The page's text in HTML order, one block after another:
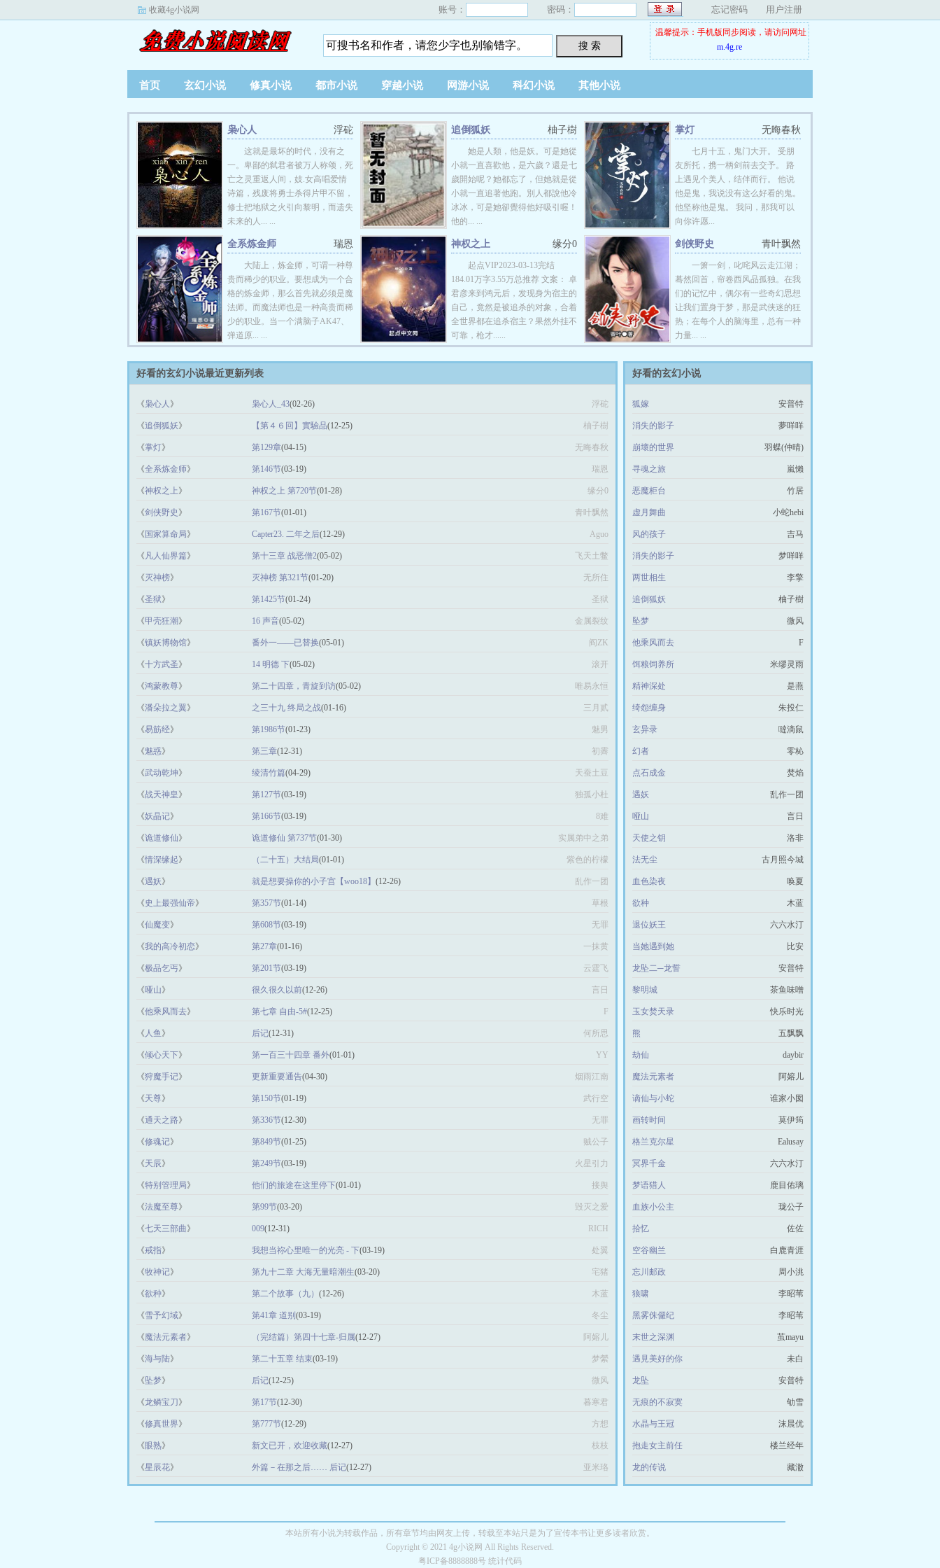
收藏4g小说网 账号： 密码： 忘记密码 用户注册
搜 索
温馨提示：手机版同步阅读，请访问网址
m.4g.re
首页 玄幻小说 修真小说 都市小说 穿越小说 网游小说 科幻小说 其他小说
浮砣
枭心人
这就是最坏的时代，没有之
一。卑鄙的弑君者被万人称颂，死
亡之灵重返人间，妓.女高唱爱情
诗篇，残废将勇士杀得片甲不留，
修士把地狱之火引向黎明，而遗失
未来的人... ...
柚子樹
追倒狐妖
她是人類，他是妖。可是她從
小就一直喜歡他，是六歲？還是七
歲開始呢？她都忘了，但她就是從
小就一直追著他跑。別人都說他冷
冰冰，可是她卻覺得他好吸引喔！
他的... ...
无晦春秋
掌灯
七月十五，鬼门大开。 受朋
友所托，携一柄剑前去交予。 路
上遇见个美人，结伴而行。 他说
他是鬼，我说没有这么好看的鬼。
他坚称他是鬼。 我问，那我可以
向你许愿...
瑞恩
全系炼金师
大陆上，炼金师，可谓一种尊
贵而稀少的职业。要想成为一个合
格的炼金师，那么首先就必须是魔
法师。而魔法师也是一种高贵而稀
少的职业。当一个满脑子AK47、
弹道原... ...
缘分0
神权之上
起点VIP2023-03-13完结
184.01万字3.55万总推荐 文案： 卓
君彦来到鸿元后，发现身为宿主的
自己，竟然是被追杀的对象，合着
全世界都在追杀宿主？果然外挂不
可靠，枪才......
青叶飘然
剑侠野史
一箫一剑，叱咤风云走江湖；
蓦然回首，帘卷西风品孤独。在我
们的记忆中，偶尔有一些奇幻思想
让我们置身于梦，那是武侠迷的狂
热；在每个人的脑海里，总有一种
力量... ...
好看的玄幻小说最近更新列表
《枭心人 》 枭心人_43(02-26) 浮砣
《追倒狐妖》 【第４６回】實驗品(12-25) 柚子樹
《掌灯》 第129章(04-15) 无晦春秋
《全系炼金师》 第146节(03-19) 瑞恩
《神权之上》 神权之上 第720节(01-28) 缘分0
《剑侠野史 》 第167节(01-01) 青叶飘然
《 国家算命局》 Capter23. 二年之后(12-29) Aguo
《 凡人仙界篇》 第十三章 战恶僧2(05-02) 飞天土鳖
《灭神榜》 灭神榜 第321节(01-20) 无所住
《圣狱》 第1425节(01-24) 圣狱
《甲壳狂潮》 16 声音(05-02) 金属裂纹
《镇妖博物馆》 番外一——已替换(05-01) 阎ZK
《十方武圣》 14 明德 下(05-02) 滚开
《鸿蒙教尊》 第二十四章，青旋到访(05-02) 唯易永恒
《潘朵拉之翼》 之三十九 终局之战(01-16) 三月贰
《易筋经》 第1986节(01-23) 魅男
《魅惑》 第三章(12-31) 初霽
《武动乾坤》 绫清竹篇(04-29) 天蚕土豆
《战天神皇》 第127节(03-19) 独孤小杜
《妖晶记》 第166节(03-19) 8难
《诡道修仙》 诡道修仙 第737节(01-30) 实属弟中之弟
《情深缘起》 （二十五）大结局(01-01) 紫色的柠檬
《遇妖》 就是想要操你的小子宫【woo18】 (12-26) 乱作一团
《史上最强仙帝》 第357节(01-14) 草根
《仙魔变》 第608节(03-19) 无罪
《我的高冷初恋》 第27章(01-16) 一抹黄
《极品乞丐》 第201节(03-19) 云霆飞
《哑山》 很久很久以前(12-26) 言日
《他乘风而去》 第七章 自由-5#(12-25) F
《 人鱼 》 后记(12-31) 何所思
《倾心天下》 第一百三十四章 番外(01-01) YY
《狩魔手记》 更新重要通告(04-30) 烟雨江南
《天尊》 第150节(01-19) 武行空
《通天之路》 第336节(12-30) 无罪
《修魂记》 第849节(01-25) 贼公子
《天辰》 第249节(03-19) 火星引力
《特别管理局》 他们的旅途在这里停下(01-01) 接舆
《法魔至尊》 第99节(03-20) 毁灭之爱
《七天三部曲》 009(12-31) RICH
《戒指》 我想当祢心里唯一的光亮 - 下(03-19) 处翼
《牧神记》 第九十二章 大海无量暗潮生(03-20) 宅猪
《欲种》 第二个故事（九） (12-26) 木蓝
《雪予幻域》 第41章 道别 (03-19) 冬尘
《魔法元素者》 （完结篇）第四十七章-归属(12-27) 阿嫆儿
《海与陆》 第二十五章 结束(03-19) 梦縈
《坠梦》 后记(12-25) 微风
《龙鳞宝刀 》 第17节(12-30) 暮寒君
《修真世界》 第777节(12-29) 方想
《眼熟》 新文已开，欢迎收藏(12-27) 枝枝
《星辰花》 外篇－在那之后…… 后记(12-27) 亚米珞
好看的玄幻小说
狐嫁 安普特
消失的影子 夢咩咩
崩壞的世界 羽蝶(仲晴)
寻魂之旅 嵐懶
恶魔柜台 竹居
虚月舞曲 小蛇hebi
风的孩子 吉马
消失的影子 梦咩咩
两世相生 李擎
追倒狐妖 柚子樹
坠梦 微风
他乘风而去 F
饵粮饲养所 米缪灵雨
精神深处 是燕
绮怨缠身 朱投仁
玄异录 噠滴鼠
幻者 零杺
点石成金 焚焰
遇妖 乱作一团
哑山 言日
天使之钥 洛非
法无尘 古月照今城
血色染夜 唤夏
欲种 木蓝
退位妖王 六六水汀
当她遇到她 比安
龙坠二─龙誓 安普特
黎明城 茶鱼味噌
玉女焚天录 快乐时光
熊 五飘飘
劫仙 daybir
魔法元素者 阿嫆儿
谪仙与小蛇 谁家小囡
画转时间 莫伊筠
格兰克尔星 Ealusay
冥界千金 六六水汀
梦语猎人 鹿目佑璃
血族小公主 珑公子
拾忆 佐佐
空谷幽兰 白鹿青涯
忘川邮政 周小洮
狼啸 李昭苇
黑雾侏儸纪 李昭苇
末世之深渊 茧mayu
遇見美好的你 未白
龙坠 安普特
无痕的不寂寞 劬雪
水晶与王冠 沫晨优
抱走女主前任 楼兰经年
龙的传说 藏澈
本站所有小说为转载作品，所有章节均由网友上传，转载至本站只是为了宣传本书让更多读者欣赏。
Copyright © 2021 4g小说网 All Rights Reserved.
粤ICP备8888888号 统计代码